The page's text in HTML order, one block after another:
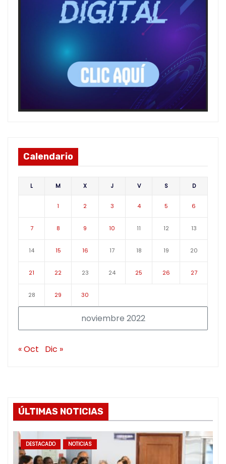
Calendario
noviembre 2022
L M X J V S D
1 2 3 4 5 6
7 8 9 10 11 12 13
14 15 16 17 18 19 20
21 22 23 24 25 26 27
28 29 30
« Oct Dic »
ÚLTIMAS NOTICIAS
DESTACADO NOTICIAS